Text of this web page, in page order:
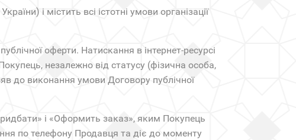
і містить всі істотні умови організації
оферти. Натискання в інтернет-ресурсі
незалежно від статусу (фізична особа,
до виконання умови Договору публічної
і «Оформить заказ», яким Покупець
по телефону Продавця та діє до моменту